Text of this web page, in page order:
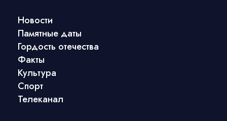
Новости
Памятные даты
Гордость отечества
Факты
Культура
Спорт
Телеканал